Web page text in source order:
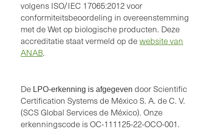
volgens ISO/IEC 17065:2012 voor
conformiteitsbeoordeling in overeenstemming
met de Wet op biologische producten. Deze
accreditatie staat vermeld op dewebsite van
ANAB.
De LPO-erkenning is afgegeven door Scientific
Certification Systems de México S. A. de C. V.
(SCS Global Services de México). Onze
erkenningscode is OC-111125-22-OCO-001.